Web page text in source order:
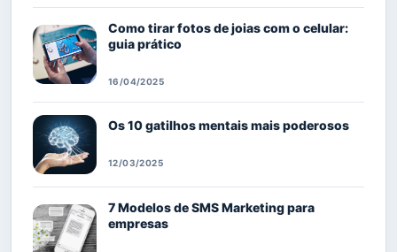
Como tirar fotos de joias com o celular:
guia prático
16/04/2025
Os 10 gatilhos mentais mais poderosos
12/03/2025
7 Modelos de SMS Marketing para
empresas